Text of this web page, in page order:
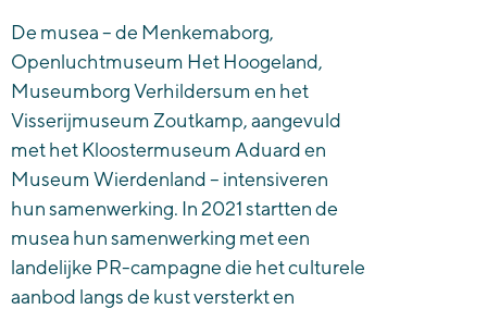
De musea – de Menkemaborg,
Openluchtmuseum Het Hoogeland,
Museumborg Verhildersum en het
Visserijmuseum Zoutkamp, aangevuld
met het Kloostermuseum Aduard en
Museum Wierdenland – intensiveren
hun samenwerking. In 2021 startten de
musea hun samenwerking met een
landelijke PR-campagne die het culturele
aanbod langs de kust versterkt en